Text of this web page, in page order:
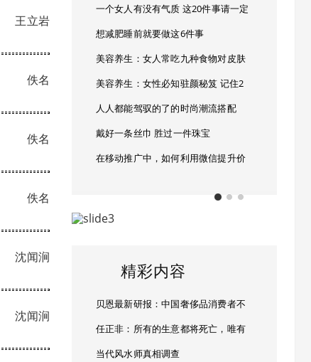
王立岩
佚名
佚名
佚名
沈闻涧
沈闻涧
一个女人有没有气质 这20件事请一定
想减肥睡前就要做这6件事
美容养生：女人常吃九种食物对皮肤
美容养生：女性必知驻颜秘笈 记住2
人人都能驾驭的了的时尚潮流搭配
戴好一条丝巾 胜过一件珠宝
在移动推广中，如何利用微信提升价
精彩内容
贝恩最新研报：中国奢侈品消费者不
任正非：所有的生意都将死亡，唯有
当代风水师真相调查